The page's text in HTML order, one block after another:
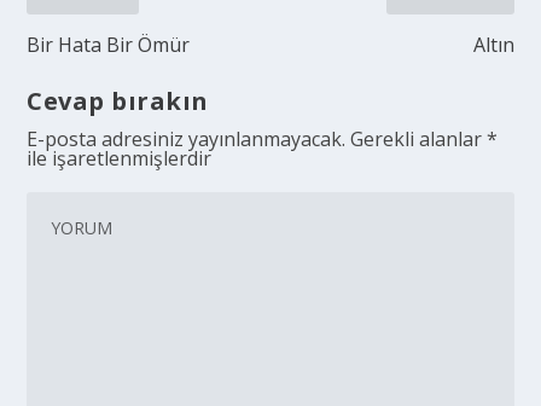
Bir Hata Bir Ömür Altın
Cevap bırakın
E-posta adresiniz yayınlanmayacak. Gerekli alanlar*
ile işaretlenmişlerdir